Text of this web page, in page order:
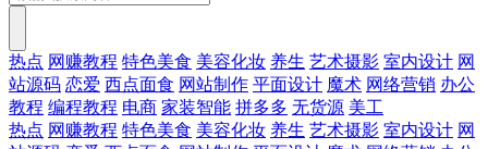
热点 网赚教程 特色美食 美容化妆 养生 艺术摄影 室内设计 网
站源码 恋爱 西点面食 网站制作 平面设计 魔术 网络营销 办公
教程 编程教程 电商 家装智能 拼多多 无货源 美工
热点 网赚教程 特色美食 美容化妆 养生 艺术摄影 室内设计 网